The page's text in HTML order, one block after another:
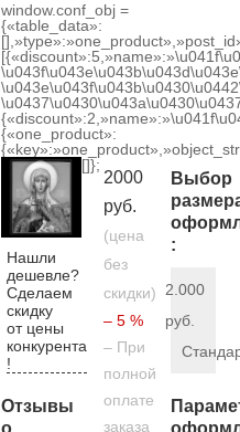
window.conf_obj =
{«table_data»:
{«one_product»:
[]};
Нашли
дешевле?
Сделаем
скидку
от цены
конкурента
!
Отзывы
о
2000
руб.
(цена
без
скидки)
– 5 %
– При
полной
оплате
заказа
Выбор
:
2.000
руб.